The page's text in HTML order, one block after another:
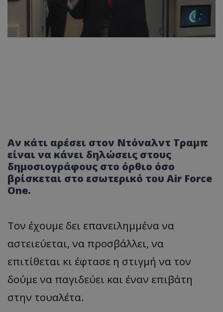
Αν κάτι αρέσει στον Ντόναλντ Τραμπ
είναι να κάνει δηλώσεις στους
δημοσιογράφους στο όρθιο όσο
βρίσκεται στο εσωτερικό του Air Force
One.
Τον έχουμε δει επανειλημμένα να
αστειεύεται, να προσβάλλει, να
επιτίθεται κι έφτασε η στιγμή να τον
δούμε να παγιδεύει και έναν επιβάτη
στην τουαλέτα.